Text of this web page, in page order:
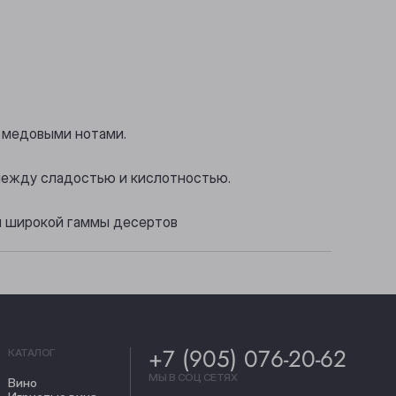
нотами.
сладостью и кислотностью.
широкой гаммы десертов
КАТАЛОГ
Вино
+7 (905) 076-20-62
МЫ В СОЦ СЕТЯХ